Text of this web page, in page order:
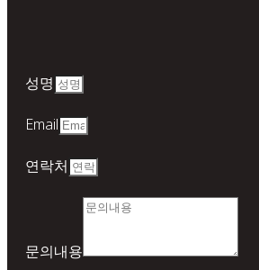
성명
Email
연락처
문의내용